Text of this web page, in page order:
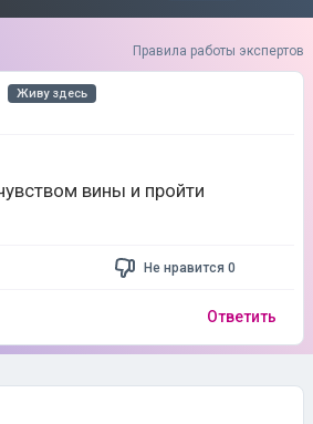
Правила работы экспертов
Живу здесь
вины и пройти
Не нравится 0
Ответить